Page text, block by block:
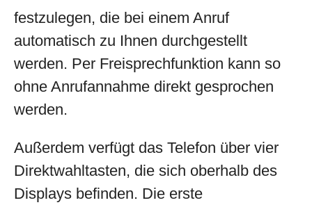
festzulegen, die bei einem Anruf
automatisch zu Ihnen durchgestellt
werden. Per Freisprechfunktion kann so
ohne Anrufannahme direkt gesprochen
werden.
Außerdem verfügt das Telefon über vier
Direktwahltasten, die sich oberhalb des
Displays befinden. Die erste